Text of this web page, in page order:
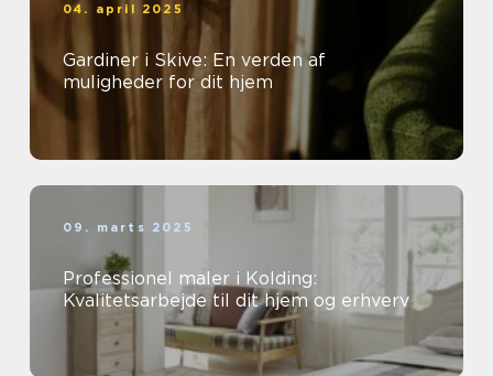
04. april 2025
Gardiner i Skive: En verden af
muligheder for dit hjem
09. marts 2025
Professionel maler i Kolding:
Kvalitetsarbejde til dit hjem og erhverv